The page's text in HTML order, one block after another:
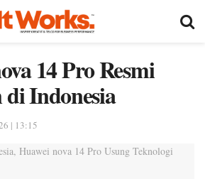
14 Pro Resmi
Indonesia
| 13:15